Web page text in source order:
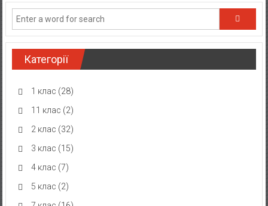
Категорії
1 клас (28)
11 клас (2)
2 клас (32)
3 клас (15)
4 клас (7)
5 клас (2)